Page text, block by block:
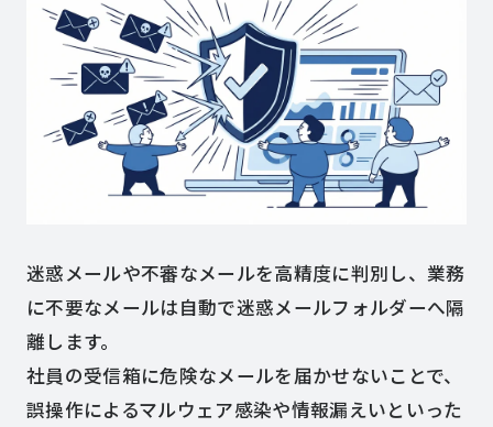
迷惑メールや不審なメールを高精度に判別し、業務
に不要なメールは自動で迷惑メールフォルダーへ隔
離します。
社員の受信箱に危険なメールを届かせないことで、
誤操作によるマルウェア感染や情報漏えいといった